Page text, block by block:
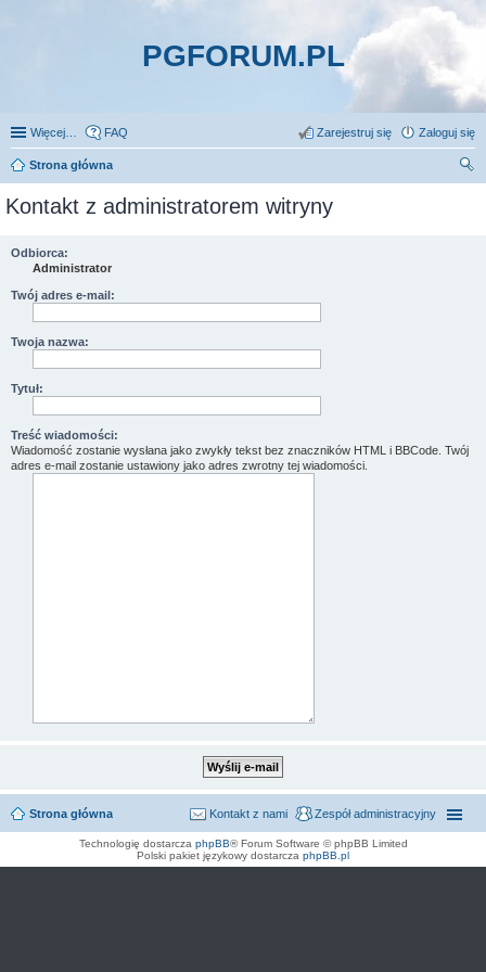
PGFORUM.PL
Więcej… FAQ Zaloguj się
Zarejestruj się
Strona główna
Kontakt z administratorem witryny
Odbiorca:
Administrator
Twój adres e-mail:
Twoja nazwa:
Tytuł:
Treść wiadomości:
Wiadomość zostanie wysłana jako zwykły tekst bez znaczników HTML i BBCode. Twój
adres e-mail zostanie ustawiony jako adres zwrotny tej wiadomości.
Strona główna Zespół administracyjny
Kontakt z nami
Technologię dostarcza phpBB® Forum Software © phpBB Limited
Polski pakiet językowy dostarcza phpBB.pl